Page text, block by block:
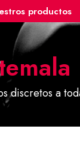
productos
discretos a